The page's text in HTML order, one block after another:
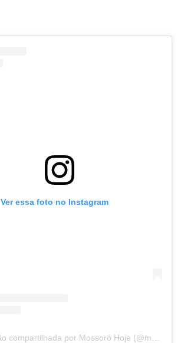
Ver essa foto no Instagram